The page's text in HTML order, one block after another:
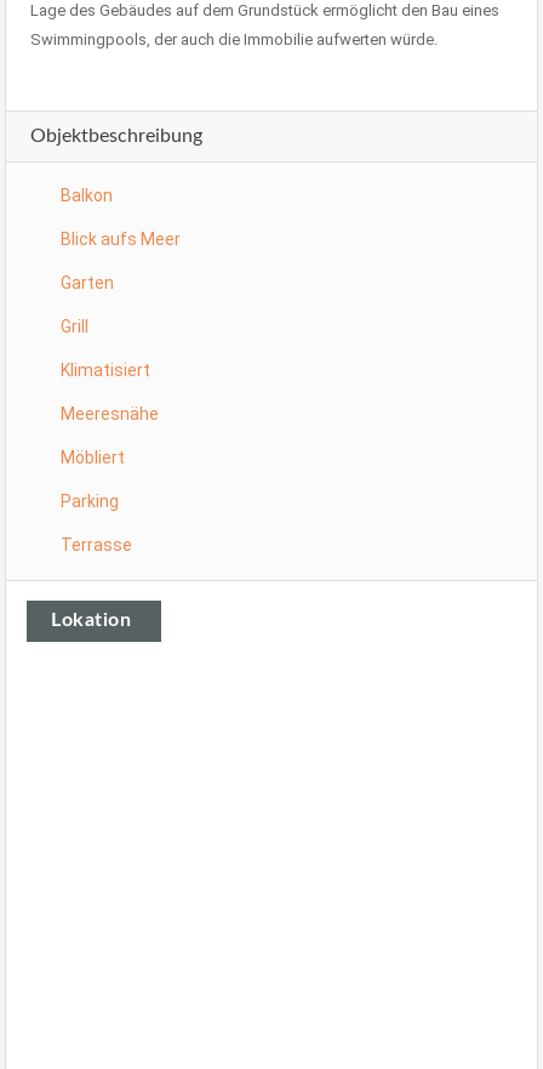
Lage des Gebäudes auf dem Grundstück ermöglicht den Bau eines
Swimmingpools, der auch die Immobilie aufwerten würde.
Objektbeschreibung
Balkon
Blick aufs Meer
Garten
Grill
Klimatisiert
Meeresnähe
Möbliert
Parking
Terrasse
Lokation